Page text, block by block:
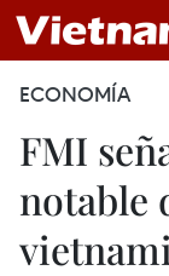
ECONOMÍA
FMI
notable